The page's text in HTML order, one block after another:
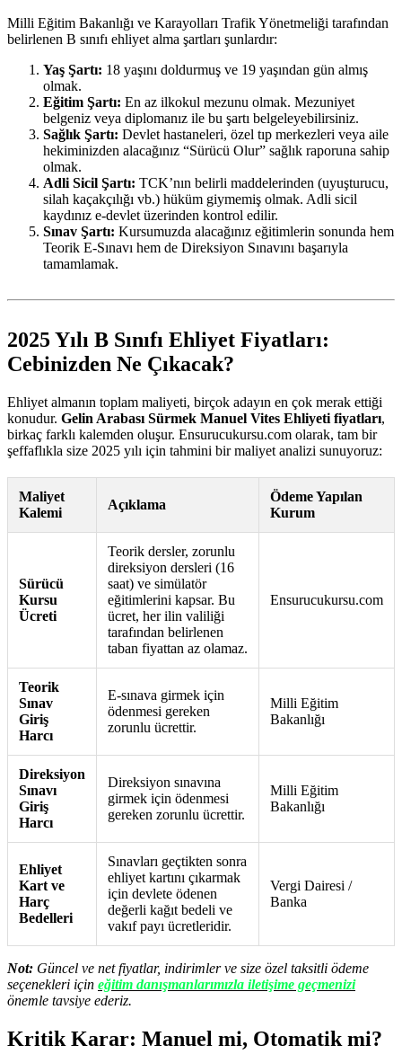
Milli Eğitim Bakanlığı ve Karayolları Trafik Yönetmeliği tarafından
belirlenen B sınıfı ehliyet alma şartları şunlardır:
Yaş Şartı: 18 yaşını doldurmuş ve 19 yaşından gün almış
olmak.
Eğitim Şartı: En az ilkokul mezunu olmak. Mezuniyet
belgeniz veya diplomanız ile bu şartı belgeleyebilirsiniz.
Sağlık Şartı: Devlet hastaneleri, özel tıp merkezleri veya aile
hekiminizden alacağınız “Sürücü Olur” sağlık raporuna sahip
olmak.
Adli Sicil Şartı: TCK’nın belirli maddelerinden (uyuşturucu,
silah kaçakçılığı vb.) hüküm giymemiş olmak. Adli sicil
kaydınız e-devlet üzerinden kontrol edilir.
Sınav Şartı: Kursumuzda alacağınız eğitimlerin sonunda hem
Teorik E-Sınavı hem de Direksiyon Sınavını başarıyla
tamamlamak.
2025 Yılı B Sınıfı Ehliyet Fiyatları:
Cebinizden Ne Çıkacak?
Ehliyet almanın toplam maliyeti, birçok adayın en çok merak ettiği
konudur. Gelin Arabası Sürmek Manuel Vites Ehliyeti fiyatları,
birkaç farklı kalemden oluşur. Ensurucukursu.com olarak, tam bir
şeffaflıkla size 2025 yılı için tahmini bir maliyet analizi sunuyoruz:
Maliyet
Kalemi
Açıklama
Ödeme Yapılan
Kurum
Sürücü
Kursu
Ücreti
Teorik dersler, zorunlu
direksiyon dersleri (16
saat) ve simülatör
eğitimlerini kapsar. Bu
ücret, her ilin valiliği
tarafından belirlenen
taban fiyattan az olamaz.
Ensurucukursu.com
Teorik
Sınav
Giriş
Harcı
E-sınava girmek için
ödenmesi gereken
zorunlu ücrettir.
Milli Eğitim
Bakanlığı
Direksiyon
Sınavı
Giriş
Harcı
Direksiyon sınavına
girmek için ödenmesi
gereken zorunlu ücrettir.
Milli Eğitim
Bakanlığı
Ehliyet
Kart ve
Harç
Bedelleri
Sınavları geçtikten sonra
ehliyet kartını çıkarmak
için devlete ödenen
değerli kağıt bedeli ve
vakıf payı ücretleridir.
Vergi Dairesi /
Banka
Not: Güncel ve net fiyatlar, indirimler ve size özel taksitli ödeme
seçenekleri için eğitim danışmanlarımızla iletişime geçmenizi
önemle tavsiye ederiz.
Kritik Karar: Manuel mi, Otomatik mi?